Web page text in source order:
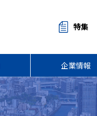
特集
企業情報